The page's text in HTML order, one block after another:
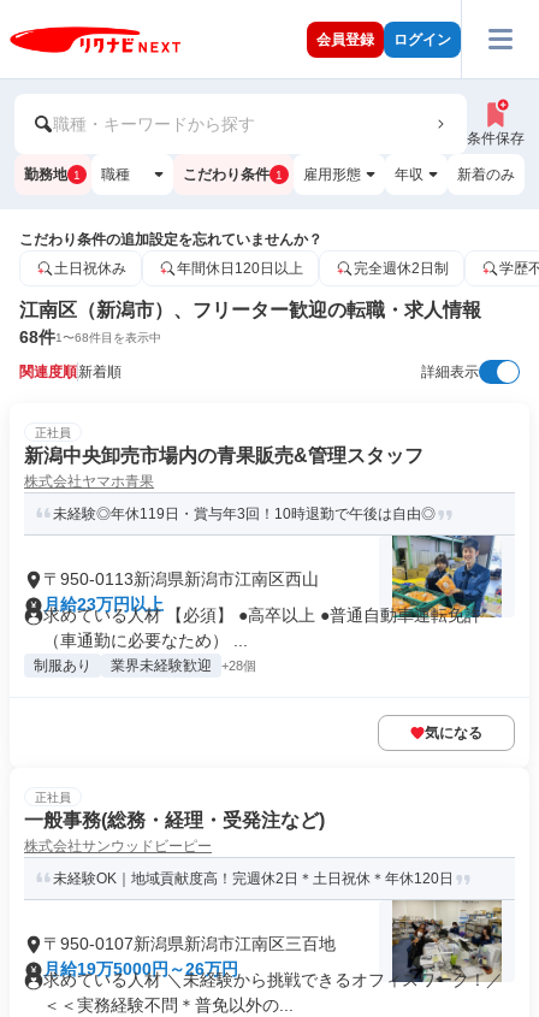
会員登録 ログイン
職種・キーワードから探す
条件保存
勤務地 1 職種 こだわり条件 1 雇用形態 年収 新着のみ
こだわり条件の追加設定を忘れていませんか？
土日祝休み
年間休日120日以上 完全週休2日制 学歴
江南区（新潟市）、フリーター歓迎の転職・求人情報
68件1〜68件目を表示中
関連度順新着順 詳細表示
正社員
新潟中央卸売市場内の青果販売&管理スタッフ
株式会社ヤマホ青果
未経験◎年休119日・賞与年3回！10時退勤で午後は自由◎
〒950-0113新潟県新潟市江南区西山
月給23万円以上
求めている人材 【必須】 ●高卒以上 ●普通自動車運転免許
（車通勤に必要なため） ...
制服あり 業界未経験歓迎 +28個
気になる
正社員
一般事務(総務・経理・受発注など)
株式会社サンウッドビーピー
未経験OK｜地域貢献度高！完週休2日＊土日祝休＊年休120日
〒950-0107新潟県新潟市江南区三百地
月給19万5000円～26万円
求めている人材 ＼未経験から挑戦できるオフィスワーク！／
＜＜実務経験不問＊普免以外の...